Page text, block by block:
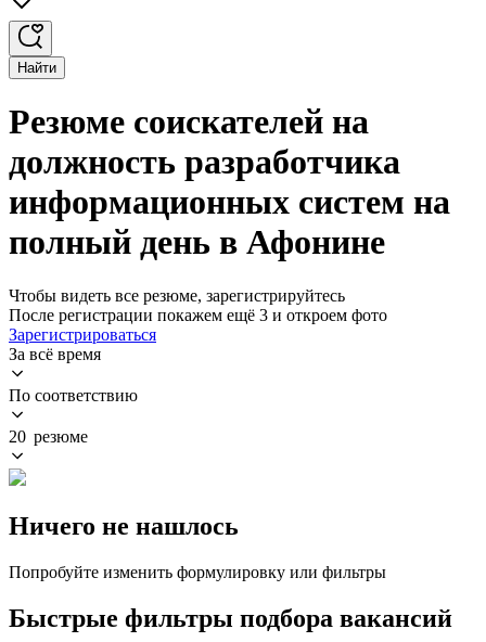
Найти
Резюме соискателей на
должность разработчика
информационных систем на
полный день в Афонине
Чтобы видеть все резюме, зарегистрируйтесь
После регистрации покажем ещё 3 и откроем фото
Зарегистрироваться
За всё время
По соответствию
20 резюме
Ничего не нашлось
Попробуйте изменить формулировку или фильтры
Быстрые фильтры подбора вакансий